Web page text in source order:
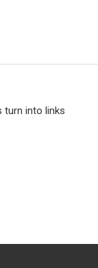
turn into links